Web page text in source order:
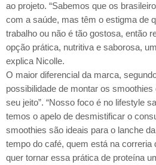
ao projeto. “Sabemos que os
com a saúde, mas têm o estigma de
trabalho ou não é tão gostosa, então
opção prática, nutritiva e saborosa,
explica Nicolle.
O maior diferencial da marca,
possibilidade de montar os smoothies
seu jeito”. “Nosso foco é no lifestyle
temos o apelo de desmistificar o
smoothies são ideais para o lanche
tempo do café, quem está na correria
quer tornar essa prática de proteína